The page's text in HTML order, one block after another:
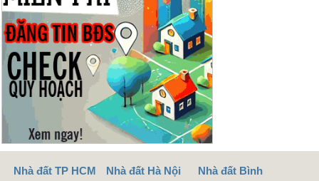
Nhà đất TP HCM Nhà đất Hà Nội
Nhà đất Bình